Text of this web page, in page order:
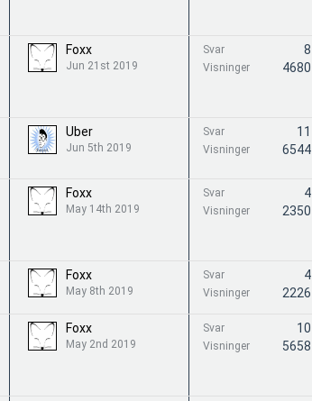
Foxx
Jun 21st 2019
Svar 8
Visninger 4680
Uber
Jun 5th 2019
Svar 11
Visninger 6544
Foxx
May 14th 2019
Svar 4
Visninger 2350
Foxx
May 8th 2019
Svar 4
Visninger 2226
Foxx
May 2nd 2019
Svar 10
Visninger 5658